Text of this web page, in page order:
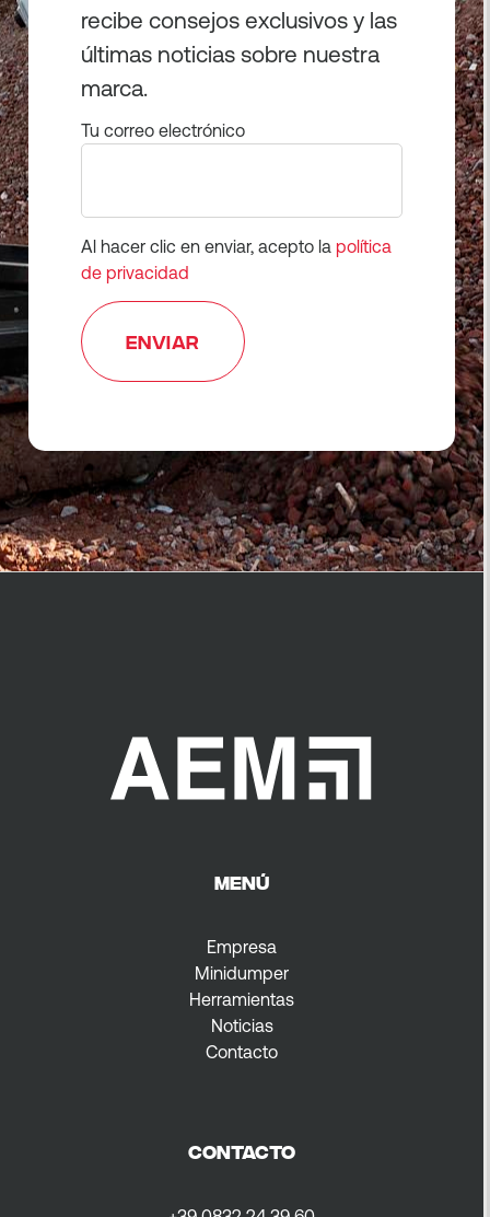
recibe consejos exclusivos y las
últimas noticias sobre nuestra
marca.
Tu correo electrónico
Al hacer clic en enviar, acepto la política
de privacidad
MENÚ
Empresa
Minidumper
Herramientas
Noticias
Contacto
CONTACTO